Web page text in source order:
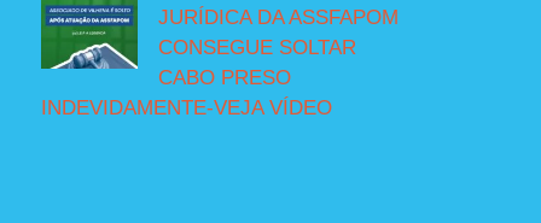
JURÍDICA DA ASSFAPOM
CONSEGUE SOLTAR
CABO PRESO
INDEVIDAMENTE-VEJA VÍDEO